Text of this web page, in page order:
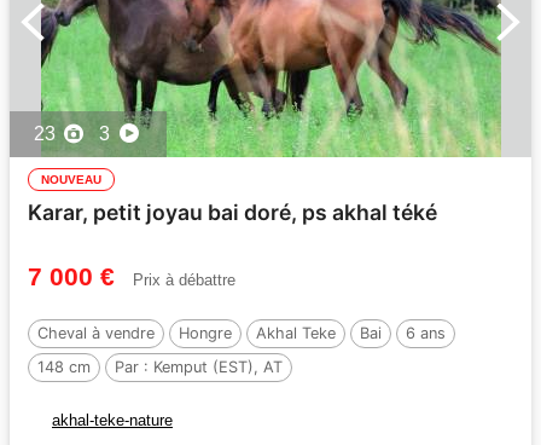
23 3
NOUVEAU
Karar, petit joyau bai doré, ps akhal téké
7 000 € Prix à débattre
Cheval à vendre Hongre Akhal Teke Bai
6 ans
148 cm
Par : Kemput (EST), AT
akhal-teke-nature